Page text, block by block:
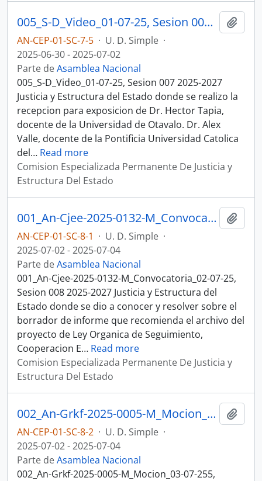
005_S-D_Video_01-07-25, Sesion 007 Justicia y Estructura del Estado
AN-CEP-01-SC-7-5 · U. D. Simple ·
2025-06-30 - 2025-07-02
Parte deAsamblea Nacional
005_S-D_Video_01-07-25, Sesion 007 2025-2027
Justicia y Estructura del Estado donde se realizo la
recepcion para exposicion de Dr. Hector Tapia,
docente de la Universidad de Otavalo. Dr. Alex
Valle, docente de la Pontificia Universidad Catolica
del… Read more
Comision Especializada Permanente De Justicia y
Estructura Del Estado
001_An-Cjee-2025-0132-M_Convocatoria_02-07-25, Sesion 008 Justicia y Estructura del Estado
AN-CEP-01-SC-8-1 · U. D. Simple ·
2025-07-02 - 2025-07-04
Parte deAsamblea Nacional
001_An-Cjee-2025-0132-M_Convocatoria_02-07-25,
Sesion 008 2025-2027 Justicia y Estructura del
Estado donde se dio a conocer y resolver sobre el
borrador de informe que recomienda el archivo del
proyecto de Ley Organica de Seguimiento,
Cooperacion E… Read more
Comision Especializada Permanente De Justicia y
Estructura Del Estado
002_An-Grkf-2025-0005-M_Mocion_03-07-25, Sesion 008 Justicia y Estructura del Estado
AN-CEP-01-SC-8-2 · U. D. Simple ·
2025-07-02 - 2025-07-04
Parte deAsamblea Nacional
002_An-Grkf-2025-0005-M_Mocion_03-07-255,